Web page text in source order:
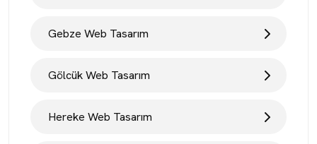
Gebze Web Tasarım
Gölcük Web Tasarım
Hereke Web Tasarım